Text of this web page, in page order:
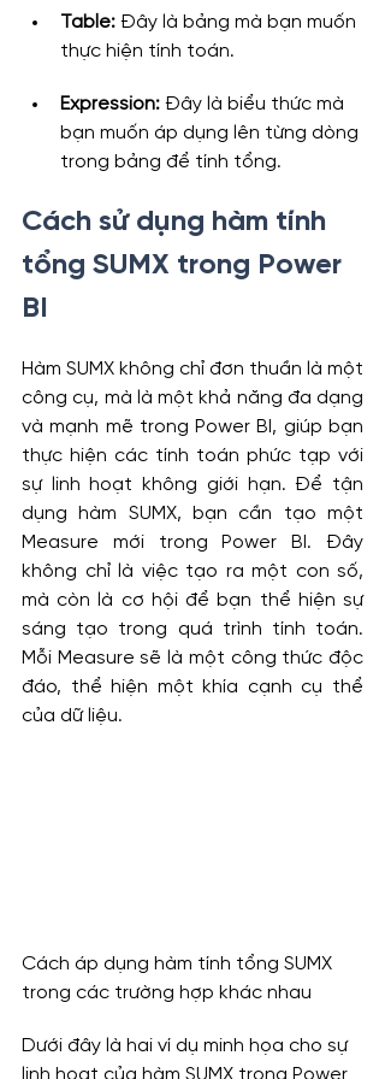
Table: Đây là bảng mà bạn muốn
thực hiện tính toán.
Expression: Đây là biểu thức mà
bạn muốn áp dụng lên từng dòng
trong bảng để tính tổng.
Cách sử dụng hàm tính
tổng SUMX trong Power
BI
Hàm SUMX không chỉ đơn thuần là một
công cụ, mà là một khả năng đa dạng
và mạnh mẽ trong Power BI, giúp bạn
thực hiện các tính toán phức tạp với
sự linh hoạt không giới hạn. Để tận
dụng hàm SUMX, bạn cần tạo một
Measure mới trong Power BI. Đây
không chỉ là việc tạo ra một con số,
mà còn là cơ hội để bạn thể hiện sự
sáng tạo trong quá trình tính toán.
Mỗi Measure sẽ là một công thức độc
đáo, thể hiện một khía cạnh cụ thể
của dữ liệu.
Cách áp dụng hàm tính tổng SUMX
trong các trường hợp khác nhau
Dưới đây là hai ví dụ minh họa cho sự
linh hoạt của hàm SUMX trong Power